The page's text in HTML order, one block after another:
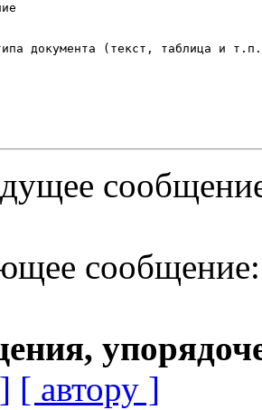
документа (текст, таблица и
[ автору ]